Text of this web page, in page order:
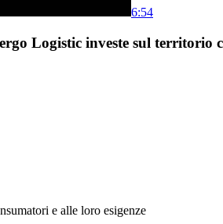
6:54
Logistic investe sul territorio
e alle loro esigenze